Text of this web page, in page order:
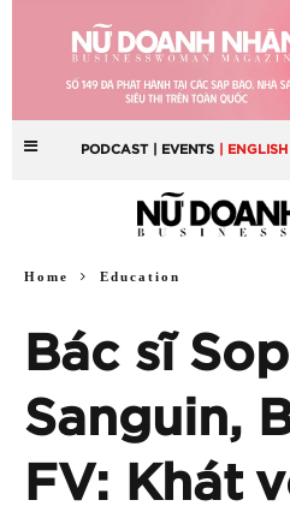
PODCAST | EVENTS | ENGLISH
Home Education
Bác sĩ
Sanguin,
FV: Khát